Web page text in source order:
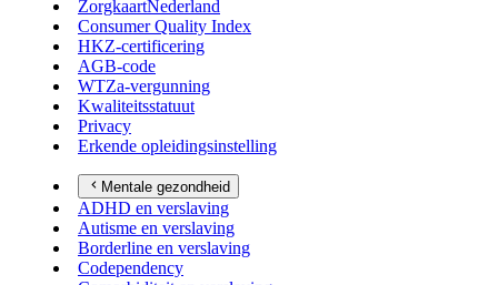
ZorgkaartNederland
Consumer Quality Index
HKZ-certificering
AGB-code
WTZa-vergunning
Kwaliteitsstatuut
Privacy
Erkende opleidingsinstelling
Mentale gezondheid
ADHD en verslaving
Autisme en verslaving
Borderline en verslaving
Codependency